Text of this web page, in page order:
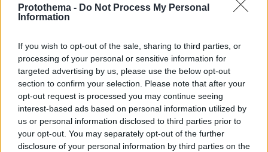
Protothema - Do Not Process My Personal
Information
If you wish to opt-out of the sale, sharing to third parties, or
processing of your personal or sensitive information for
targeted advertising by us, please use the below opt-out
section to confirm your selection. Please note that after your
opt-out request is processed you may continue seeing
interest-based ads based on personal information utilized by
us or personal information disclosed to third parties prior to
your opt-out. You may separately opt-out of the further
disclosure of your personal information by third parties on the
ΑΠΑΝΤΗΣΗ
Λεπτό κι ευφυές χιούμορ.
18.06.2023, 23:42
Το αστείο ήταν έξυπνο και ιδιαίτερα σύνθετο:
καλύτερα στη φυλακή παρά σε αθεοπλάνο (αν πέσει
πας παράβυσσο). Ο θύτης δεν θα καταλάβει τίποτα
από την τιμωρία και τον πλανήτη μας γενικότερα.
ΑΠΑΝΤΗΣΗ